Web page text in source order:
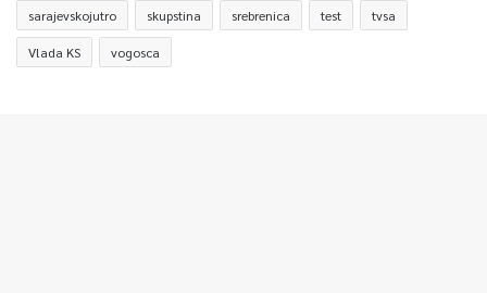
sarajevskojutro skupstina srebrenica test tvsa
Vlada KS vogosca